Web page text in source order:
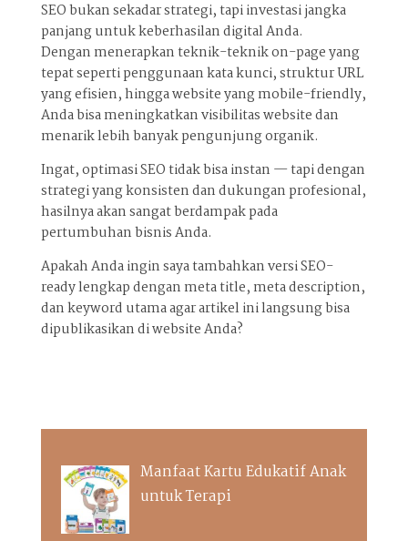
SEO bukan sekadar strategi, tapi investasi jangka
panjang untuk keberhasilan digital Anda.
Dengan menerapkan teknik-teknik on-page yang
tepat seperti penggunaan kata kunci, struktur URL
yang efisien, hingga website yang mobile-friendly,
Anda bisa meningkatkan visibilitas website dan
menarik lebih banyak pengunjung organik.
Ingat, optimasi SEO tidak bisa instan — tapi dengan
strategi yang konsisten dan dukungan profesional,
hasilnya akan sangat berdampak pada
pertumbuhan bisnis Anda.
Apakah Anda ingin saya tambahkan versi SEO-
ready lengkap dengan meta title, meta description,
dan keyword utama agar artikel ini langsung bisa
dipublikasikan di website Anda?
Manfaat Kartu Edukatif Anak
untuk Terapi